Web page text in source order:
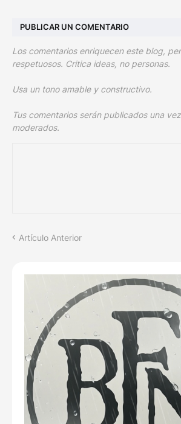
PUBLICAR UN COMENTARIO
Los comentarios enriquecen este blog,
respetuosos. Critica ideas, no personas.
Usa un tono amable y constructivo.
Tus comentarios serán publicados una
moderados.
Artículo Anterior